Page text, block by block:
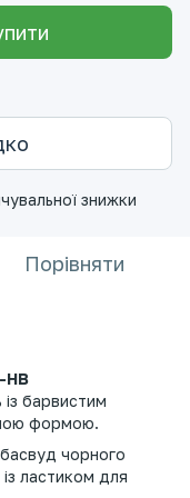
знижки
Порівняти
HB
із барвистим
формою.
чорного
ластиком для